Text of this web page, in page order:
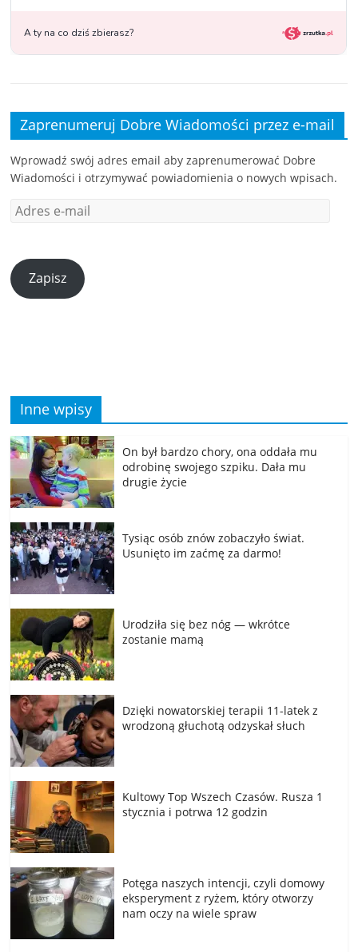
Zaprenumeruj Dobre Wiadomości przez e-mail
Wprowadź swój adres email aby zaprenumerować Dobre
Wiadomości i otrzymywać powiadomienia o nowych wpisach.
Zapisz
Inne wpisy
On był bardzo chory, ona oddała mu
odrobinę swojego szpiku. Dała mu
drugie życie
Tysiąc osób znów zobaczyło świat.
Usunięto im zaćmę za darmo!
Urodziła się bez nóg — wkrótce
zostanie mamą
Dzięki nowatorskiej terapii 11-latek z
wrodzoną głuchotą odzyskał słuch
Kultowy Top Wszech Czasów. Rusza 1
stycznia i potrwa 12 godzin
Potęga naszych intencji, czyli domowy
eksperyment z ryżem, który otworzy
nam oczy na wiele spraw